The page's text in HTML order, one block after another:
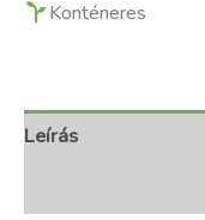
Konténeres
Leírás